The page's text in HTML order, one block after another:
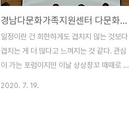
다운 후 작성해 작품과 함께 업로드· 응모기
간 : 9월 30일(화)까지 · 작품규격 : 사진일기
(1인당 2점까지 제출 가..
경남다문화가족지원센터 다문화정책포럼 개최
일정이란 건 희한하게도 겹치지 않는 것보다
겹치는 게 더 많다고 느껴지는 것 같다. 관심
이 가는 포럼이지만 이날 상상창꼬 때때로 사
2020. 7. 19.